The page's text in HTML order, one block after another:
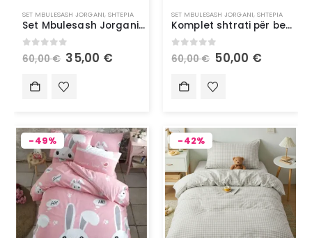
SET MBULESASH JORGANI, SHTEPIA
Set Mbulesash Jorgani për Bebe Bella Maison 100% Pambuk Ranforce Sloth, Ngjyrë Bezhë (100×150 cm)
out of 5
60,00€ 35,00 €
SET MBULESASH JORGANI, SHTEPIA
Komplet shtrati për bebe Yataş Mini Unicorn Ranforce
out of 5
60,00€ 50,00 €
-49% -42%